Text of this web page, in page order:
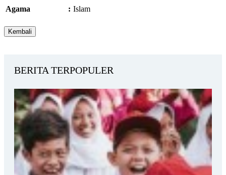
Agama : Islam
BERITA TERPOPULER